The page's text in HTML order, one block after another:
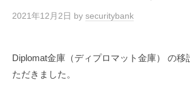
2021年12月2日 by securitybank
Diplomat金庫（ディプロマット金庫） の移
ただきました。